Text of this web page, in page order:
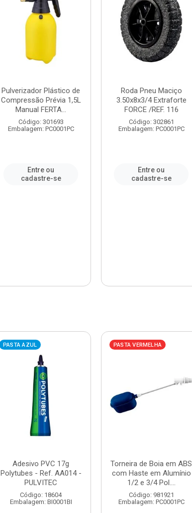
Pulverizador Plástico de
Compressão Prévia 1,5L
Manual FERTA...
Código: 301693
Embalagem: PC0001PC
Entre ou
cadastre-se
Roda Pneu Maciço
3.50x8x3/4 Extraforte
FORCE /REF. 116
Código: 302861
Embalagem: PC0001PC
Entre ou
cadastre-se
PASTA AZUL
Adesivo PVC 17g
Polytubes - Ref. AA014 -
PULVITEC
Código: 18604
Embalagem: BI0001BI
PASTA VERMELHA
Torneira de Boia em ABS
com Haste em Alumínio
1/2 e 3/4 Pol....
Código: 981921
Embalagem: PC0001PC